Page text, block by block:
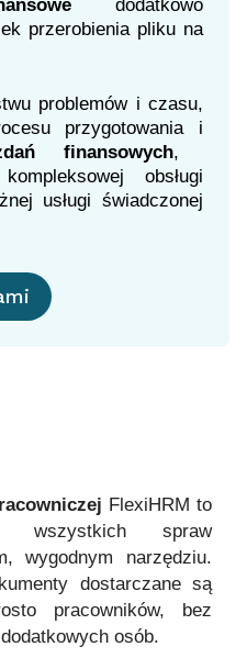
dodatkowo
przerobienia pliku na
problemów i czasu,
przygotowania i
finansowych,
obsługi
usługi świadczonej
FlexiHRM to
wszystkich spraw
wygodnym narzędziu.
dostarczane są
pracowników, bez
osób.